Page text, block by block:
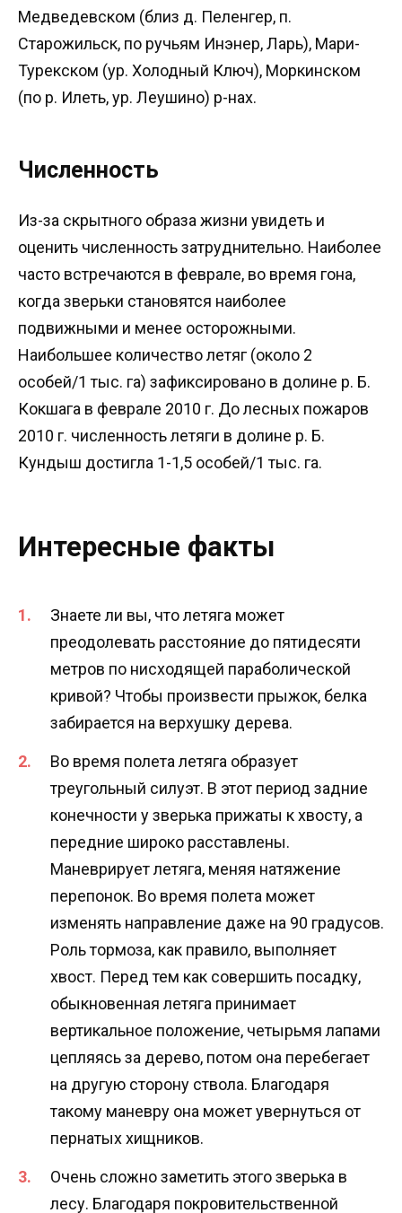
Медведевском (близ д. Пеленгер, п.
Старожильск, по ручьям Инэнер, Ларь), Мари-
Турекском (ур. Холодный Ключ), Моркинском
(по р. Илеть, ур. Леушино) р-нах.
Численность
Из-за скрытного образа жизни увидеть и
оценить численность затруднительно. Наиболее
часто встречаются в феврале, во время гона,
когда зверьки становятся наиболее
подвижными и менее осторожными.
Наибольшее количество летяг (около 2
особей/1 тыс. га) зафиксировано в долине р. Б.
Кокшага в феврале 2010 г. До лесных пожаров
2010 г. численность летяги в долине р. Б.
Кундыш достигла 1-1,5 особей/1 тыс. га.
Интересные факты
Знаете ли вы, что летяга может
преодолевать расстояние до пятидесяти
метров по нисходящей параболической
кривой? Чтобы произвести прыжок, белка
забирается на верхушку дерева.
Во время полета летяга образует
треугольный силуэт. В этот период задние
конечности у зверька прижаты к хвосту, а
передние широко расставлены.
Маневрирует летяга, меняя натяжение
перепонок. Во время полета может
изменять направление даже на 90 градусов.
Роль тормоза, как правило, выполняет
хвост. Перед тем как совершить посадку,
обыкновенная летяга принимает
вертикальное положение, четырьмя лапами
цепляясь за дерево, потом она перебегает
на другую сторону ствола. Благодаря
такому маневру она может увернуться от
пернатых хищников.
Очень сложно заметить этого зверька в
лесу. Благодаря покровительственной